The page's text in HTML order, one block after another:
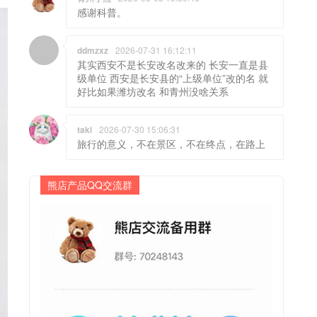
感谢科普。
ddmzxz 2026-07-31 16:12:11
其实西安不是长安改名改来的 长安一直是县
级单位 西安是长安县的“上级单位”改的名 就
好比如果潍坊改名 和青州没啥关系
taki 2026-07-30 15:06:31
旅行的意义，不在景区，不在终点，在路上
熊店产品QQ交流群